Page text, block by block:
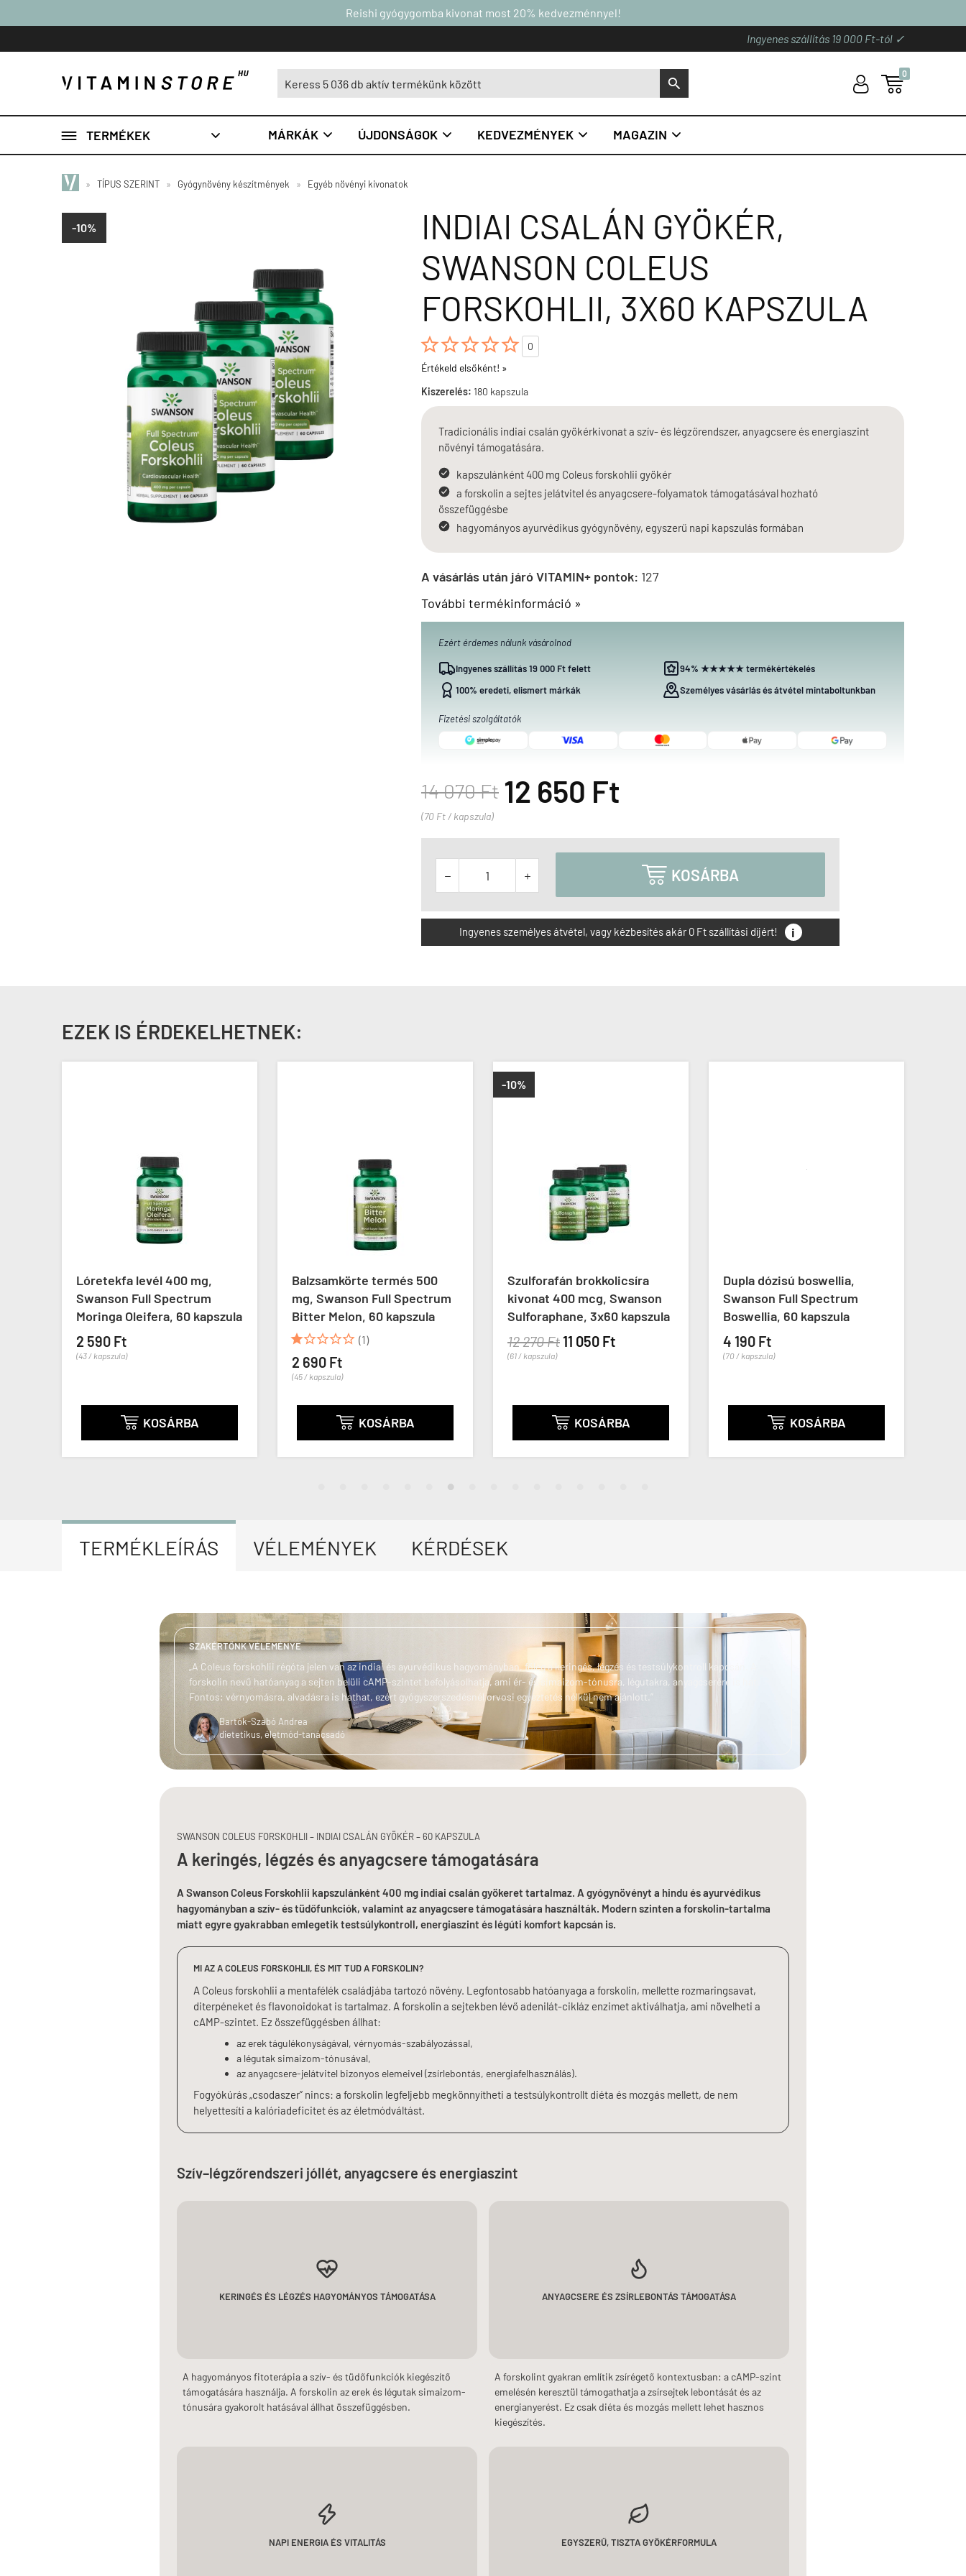
Reishi gyógygomba kivonat most 20% kedvezménnyel!
Ingyenes szállítás 19 000 Ft-tól ✓
S U 
0
 TERMÉKEK  MÁRKÁK  ÚJDONSÁGOK  KEDVEZMÉNYEK  MAGAZIN 
» TÍPUS SZERINT » Gyógynövény készítmények » Egyéb növényi kivonatok
-10%
INDIAI CSALÁN GYÖKÉR,
SWANSON COLEUS
FORSKOHLII, 3X60 KAPSZULA

0
Értékeld elsőként! »
Kiszerelés: 180 kapszula
Tradicionális indiai csalán gyökérkivonat a szív- és légzőrendszer, anyagcsere és energiaszint
növényi támogatására.
kapszulánként 400 mg Coleus forskohlii gyökér
a forskolin a sejtes jelátvitel és anyagcsere-folyamatok támogatásával hozható
összefüggésbe
hagyományos ayurvédikus gyógynövény, egyszerű napi kapszulás formában
A vásárlás után járó VITAMIN+ pontok: 127
További termékinformáció »
Ezért érdemes nálunk vásárolnod
Ingyenes szállítás 19 000 Ft felett
94% ★★★★★ termékértékelés
100% eredeti, elismert márkák
Személyes vásárlás és átvétel mintaboltunkban
Fizetési szolgáltatók
14 070 Ft 12 650 Ft
(70 Ft / kapszula)
   KOSÁRBA
Ingyenes személyes átvétel, vagy kézbesítés akár 0 Ft szállítási díjért! i
EZEK IS ÉRDEKELHETNEK:
Lóretekfa levél 400 mg,
Swanson Full Spectrum
Moringa Oleifera, 60 kapszula
2 590 Ft
(43 / kapszula)
 KOSÁRBA
Balzsamkörte termés 500
mg, Swanson Full Spectrum
Bitter Melon, 60 kapszula
 (1)
2 690 Ft
(45 / kapszula)
 KOSÁRBA
-10%
Szulforafán brokkolicsíra
kivonat 400 mcg, Swanson
Sulforaphane, 3x60 kapszula
12 270 Ft 11 050 Ft
(61 / kapszula)
 KOSÁRBA
Dupla dózisú boswellia,
Swanson Full Spectrum
Boswellia, 60 kapszula
4 190 Ft
(70 / kapszula)
 KOSÁRBA
TERMÉKLEÍRÁS VÉLEMÉNYEK KÉRDÉSEK
SZAKÉRTŐNK VÉLEMÉNYE
„A Coleus forskohlii régóta jelen van az indiai és ayurvédikus hagyományban, főleg a keringés, légzés és testsúlykontroll kapcsán. A
forskolin nevű hatóanyag a sejten belüli cAMP-szintet befolyásolhatja, ami ér- és simaizom-tónusra, légutakra, anyagcserére is hat.
Fontos: vérnyomásra, alvadásra is hathat, ezért gyógyszerszedésnél orvosi egyeztetés nélkül nem ajánlott.”
Bartók-Szabó Andrea
dietetikus, életmód-tanácsadó
SWANSON COLEUS FORSKOHLII – INDIAI CSALÁN GYÖKÉR – 60 KAPSZULA
A keringés, légzés és anyagcsere támogatására
A Swanson Coleus Forskohlii kapszulánként 400 mg indiai csalán gyökeret tartalmaz. A gyógynövényt a hindu és ayurvédikus
hagyományban a szív- és tüdőfunkciók, valamint az anyagcsere támogatására használták. Modern szinten a forskolin-tartalma
miatt egyre gyakrabban emlegetik testsúlykontroll, energiaszint és légúti komfort kapcsán is.
MI AZ A COLEUS FORSKOHLII, ÉS MIT TUD A FORSKOLIN?
A Coleus forskohlii a mentafélék családjába tartozó növény. Legfontosabb hatóanyaga a forskolin, mellette rozmaringsavat,
diterpéneket és flavonoidokat is tartalmaz. A forskolin a sejtekben lévő adenilát-cikláz enzimet aktiválhatja, ami növelheti a
cAMP-szintet. Ez összefüggésben állhat:
az erek tágulékonyságával, vérnyomás-szabályozással,
a légutak simaizom-tónusával,
az anyagcsere-jelátvitel bizonyos elemeivel (zsírlebontás, energiafelhasználás).
Fogyókúrás „csodaszer” nincs: a forskolin legfeljebb megkönnyítheti a testsúlykontrollt diéta és mozgás mellett, de nem
helyettesíti a kalóriadeficitet és az életmódváltást.
Szív–légzőrendszeri jóllét, anyagcsere és energiaszint
KERINGÉS ÉS LÉGZÉS HAGYOMÁNYOS TÁMOGATÁSA
A hagyományos fitoterápia a szív- és tüdőfunkciók kiegészítő
támogatására használja. A forskolin az erek és légutak simaizom-
tónusára gyakorolt hatásával állhat összefüggésben.
ANYAGCSERE ÉS ZSÍRLEBONTÁS TÁMOGATÁSA
A forskolint gyakran említik zsírégető kontextusban: a cAMP-szint
emelésén keresztül támogathatja a zsírsejtek lebontását és az
energianyerést. Ez csak diéta és mozgás mellett lehet hasznos
kiegészítés.
NAPI ENERGIA ÉS VITALITÁS EGYSZERŰ, TISZTA GYÖKÉRFORMULA